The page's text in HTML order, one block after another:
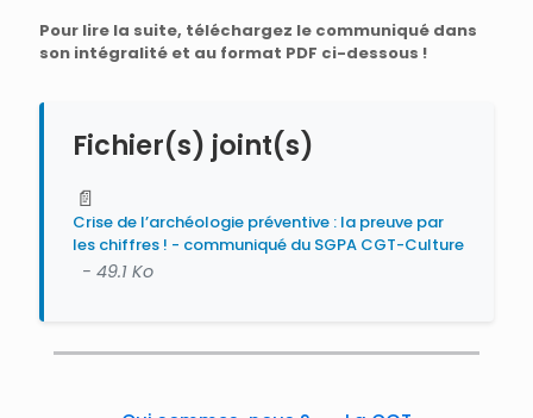
Pour lire la suite, téléchargez le communiqué dans
son intégralité et au format PDF ci-dessous !
Fichier(s) joint(s)
📄
Crise de l’archéologie préventive : la preuve par
les chiffres ! - communiqué du SGPA CGT-Culture
- 49.1 Ko